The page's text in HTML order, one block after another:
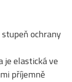
ochrany
je elastická ve
příjemně